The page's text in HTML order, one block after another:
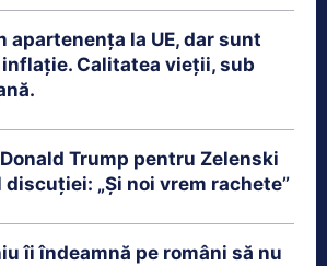
apartenența la UE, dar sunt
Calitatea vieții, sub
Trump pentru Zelenski
„Și noi vrem rachete”
îi îndeamnă pe români să nu